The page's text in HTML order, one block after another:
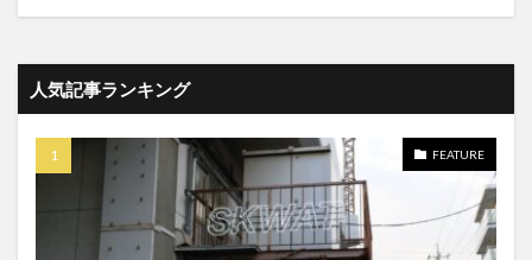
人気記事ランキング
FEATURE